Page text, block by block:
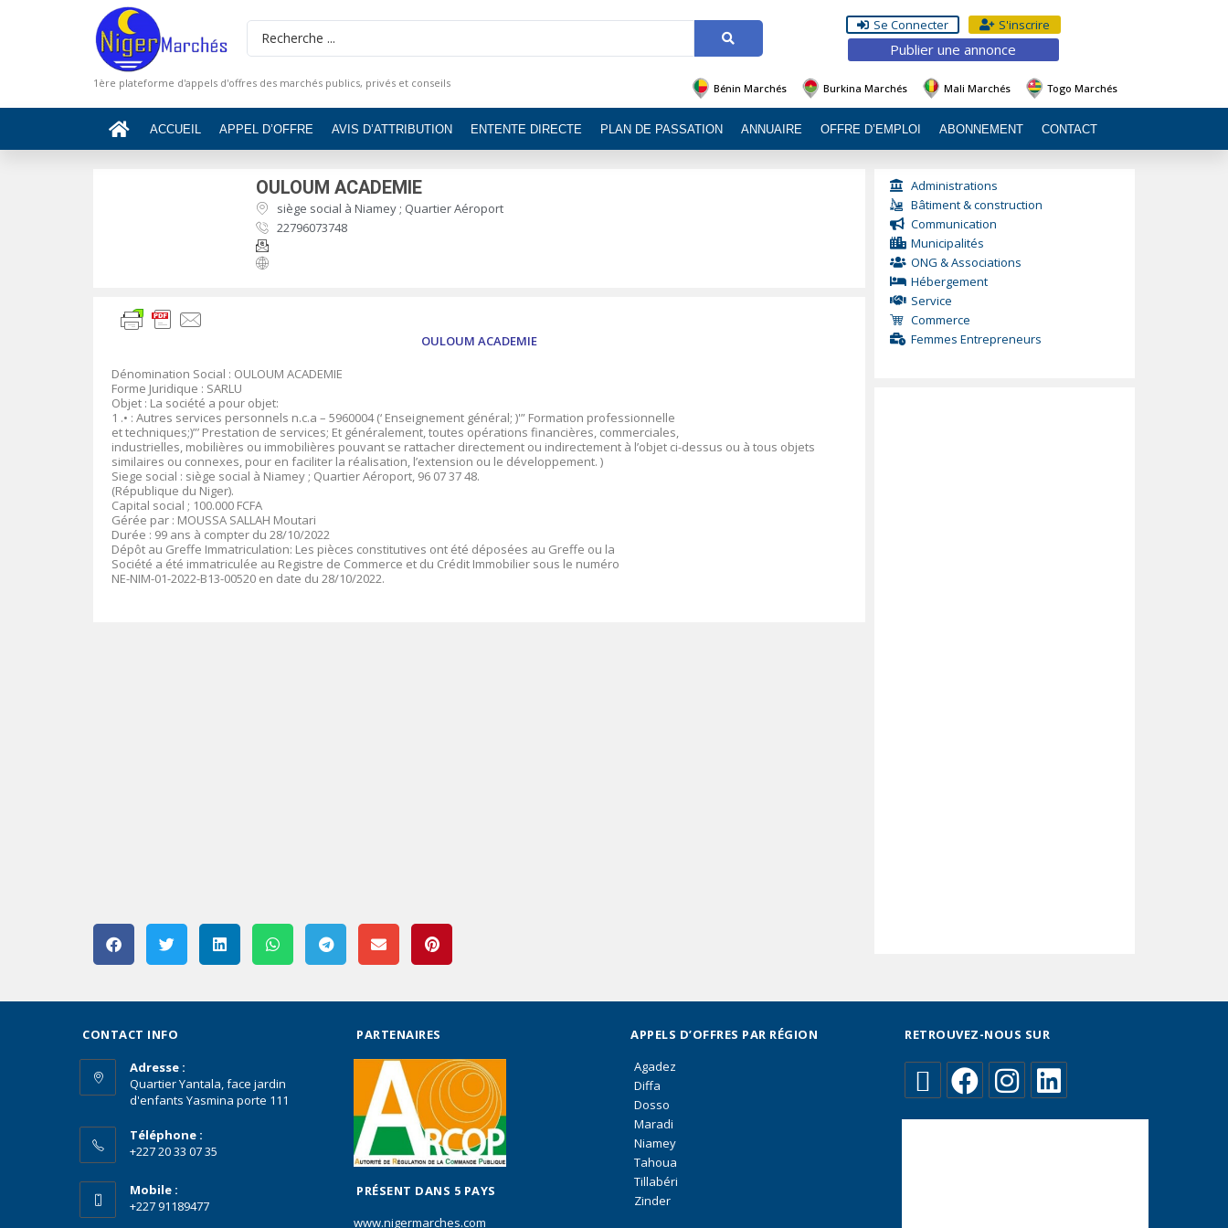
Se Connecter S'inscrire
Publier une annonce
1ère plateforme d'appels d'offres des marchés publics, privés et conseils Bénin Marchés Burkina Marchés Mali Marchés Togo Marchés
ACCUEIL APPEL D’OFFRE AVIS D’ATTRIBUTION ENTENTE DIRECTE PLAN DE PASSATION ANNUAIRE OFFRE D’EMPLOI ABONNEMENT CONTACT
OULOUM ACADEMIE
siège social à Niamey ; Quartier Aéroport
22796073748
OULOUM ACADEMIE
Dénomination Social : OULOUM ACADEMIE
Forme Juridique : SARLU
Objet : La société a pour objet:
1 .• : Autres services personnels n.c.a – 5960004 (‘ Enseignement général; )'” Formation professionnelle
et techniques;)”’ Prestation de services; Et généralement, toutes opérations financières, commerciales,
industrielles, mobilières ou immobilières pouvant se rattacher directement ou indirectement à l’objet ci-dessus ou à tous objets
similaires ou connexes, pour en faciliter la réalisation, l’extension ou le développement. )
Siege social : siège social à Niamey ; Quartier Aéroport, 96 07 37 48.
(République du Niger).
Capital social ; 100.000 FCFA
Gérée par : MOUSSA SALLAH Moutari
Durée : 99 ans à compter du 28/10/2022
Dépôt au Greffe Immatriculation: Les pièces constitutives ont été déposées au Greffe ou la
Société a été immatriculée au Registre de Commerce et du Crédit Immobilier sous le numéro
NE-NIM-01-2022-B13-00520 en date du 28/10/2022.
Administrations
Bâtiment & construction
Communication
Municipalités
ONG & Associations
Hébergement
Service
Commerce
Femmes Entrepreneurs
CONTACT INFO
Adresse :
Quartier Yantala, face jardin
d'enfants Yasmina porte 111
Téléphone :
+227 20 33 07 35
Mobile :
+227 91189477
PARTENAIRES
PRÉSENT DANS 5 PAYS
www.nigermarches.com
APPELS D’OFFRES PAR RÉGION
Agadez
Diffa
Dosso
Maradi
Niamey
Tahoua
Tillabéri
Zinder
RETROUVEZ-NOUS SUR